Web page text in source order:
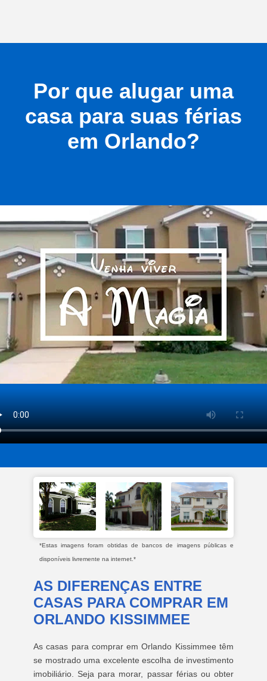
Por que alugar uma
casa para suas férias
em Orlando?
*Estas imagens foram obtidas de bancos de imagens públicas e
disponíveis livremente na internet.*
AS DIFERENÇAS ENTRE
CASAS PARA COMPRAR EM
ORLANDO KISSIMMEE
As casas para comprar em Orlando Kissimmee têm
se mostrado uma excelente escolha de investimento
imobiliário. Seja para morar, passar férias ou obter